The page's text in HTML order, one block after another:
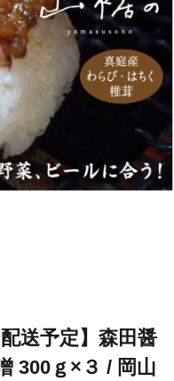
送予定】森田醤
300ｇ×３ / 岡山